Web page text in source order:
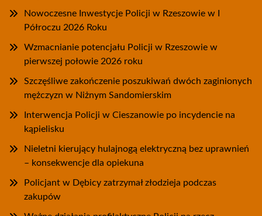
Nowoczesne Inwestycje Policji w Rzeszowie w I
Półroczu 2026 Roku
Wzmacnianie potencjału Policji w Rzeszowie w
pierwszej połowie 2026 roku
Szczęśliwe zakończenie poszukiwań dwóch zaginionych
mężczyzn w Niżnym Sandomierskim
Interwencja Policji w Cieszanowie po incydencie na
kąpielisku
Nieletni kierujący hulajnogą elektryczną bez uprawnień
– konsekwencje dla opiekuna
Policjant w Dębicy zatrzymał złodzieja podczas
zakupów